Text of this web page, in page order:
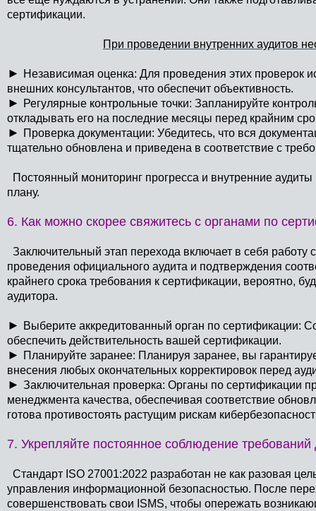
сертификации.
При проведении внутренних аудитов
►
Независимая оценка: Для проведения этих проверок
внешних консультантов, что обеспечит объективность.
►
Регулярные контрольные точки: Запланируйте
откладывать его на последние месяцы перед крайним
►
Проверка документации: Убедитесь, что вся
тщательно обновлена и приведена в соответствие с
Постоянный мониторинг прогресса и внутренние
плану.
6. Как можно скорее свяжитесь с органами по
Заключительный этап перехода включает в себя
проведения официального аудита и подтверждения
крайнего срока требования к сертификации, вероятно,
аудитора.
►
Выберите аккредитованный орган по сертификации:
обеспечить действительность вашей сертификации.
►
Планируйте заранее: Планируя заранее, вы
внесения любых окончательных корректировок перед
► Заключительная проверка: Органы по сертификации
менеджмента качества, обеспечивая соответствие
готова противостоять растущим рискам
7. Укрепляйте постоянное соблюдение
Стандарт ISO 27001:2022 разработан не как разовая
управления информационной безопасностью. После
совершенствовать свои ISMS, чтобы опережать